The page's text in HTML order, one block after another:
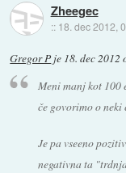
Zheegec
:: 18. dec 2012,
Gregor P je 18. dec 2012
Meni manj kot 100
če govorimo o
Je pa vseeno
negativna ta